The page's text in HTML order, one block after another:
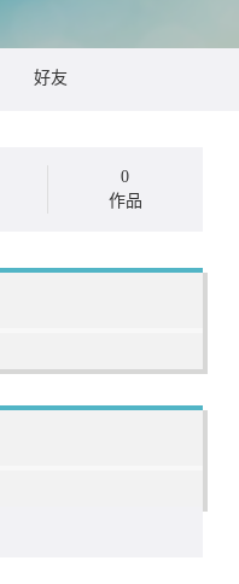
好友
0
作品